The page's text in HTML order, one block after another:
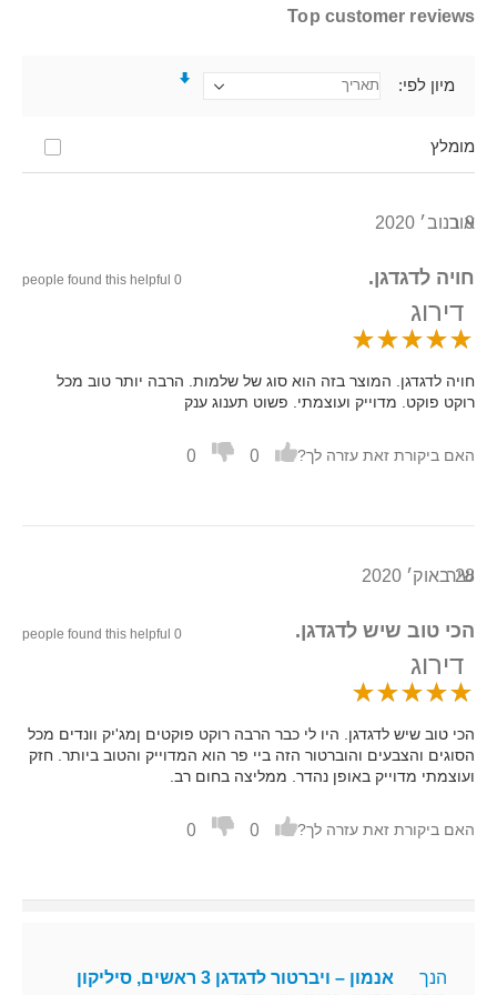
Top customer reviews
מומלץ
מיון לפי
אור
9 בנוב׳ 2020
חויה לדגדגן. 0 people found this helpful
דירוג
חויה לדגדגן. המוצר בזה הוא סוג של שלמות. הרבה יותר טוב מכל
רוקט פוקט. מדוייק ועוצמתי. פשוט תענוג ענק
האם ביקורת זאת עזרה לך? 0
0
שיר
28 באוק׳ 2020
הכי טוב שיש לדגדגן. 0 people found this helpful
דירוג
הכי טוב שיש לדגדגן. היו לי כבר הרבה רוקט פוקטים ןמג'יק וונדים מכל
הסוגים והצבעים והוברטור הזה ביי פר הוא המדוייק והטוב ביותר. חזק
ועוצמתי מדוייק באופן נהדר. ממליצה בחום רב.
האם ביקורת זאת עזרה לך? 0
0
הנך
אנמון – ויברטור לדגדגן 3 ראשים, סיליקון